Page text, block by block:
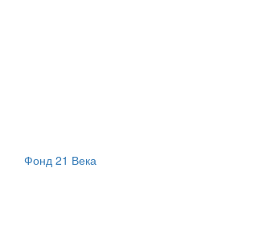
Фонд 21 Века